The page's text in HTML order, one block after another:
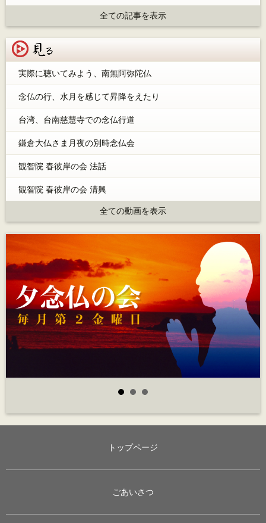
全ての記事を表示
実際に聴いてみよう、南無阿弥陀仏
念仏の行、水月を感じて昇降をえたり
台湾、台南慈慧寺での念仏行道
鎌倉大仏さま月夜の別時念仏会
観智院 春彼岸の会 法話
観智院 春彼岸の会 清興
全ての動画を表示
トップページ
ごあいさつ